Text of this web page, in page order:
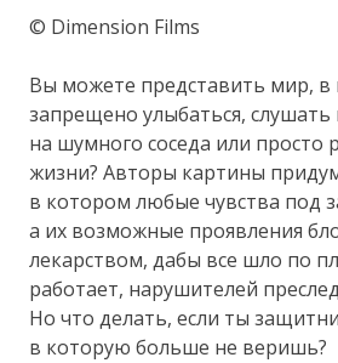
© Dimension Films
Вы можете представить мир, в
запрещено улыбаться, слушать
на шумного соседа или просто
жизни? Авторы картины
в котором любые чувства под
а их возможные проявления
лекарством, дабы все шло по
работает, нарушителей
Но что делать, если ты
в которую больше не веришь?